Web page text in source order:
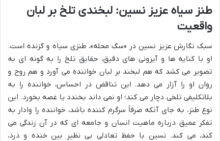
طنز سیاه عزیز نسین: لبخندی تلخ بر لبان
واقعیت
سبک نگارش عزیز نسین در «سگ محله»، طنزی سیاه و گزنده است.
او با کنایه ها و آیرونی های دقیق، حقایق تلخ را به گونه ای به
تصویر می کشد که هم لبخند بر لبان خواننده می آورد و هم روح و
روان او را آزار می دهد. این تناقض در احساس، خواننده را به
بلاتکلیفی تلخی دچار می کند؛ او نمی داند بخندد یا غصه بخورد. این
نوع طنز، به جای آنکه صرفاً سرگرم کننده باشد، خواننده را وادار به
تفکر عمیق درباره ماهیت انسان و جامعه ای که در آن زندگی می
کند، می کند. نسین با حفظ تعادلی بی نظیر بین خنده و درد،